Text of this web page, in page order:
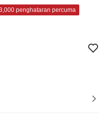
penghataran percuma